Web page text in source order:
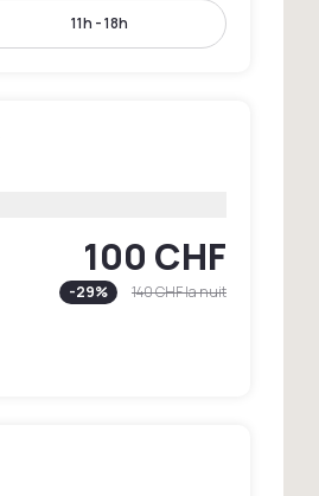
11h - 18h
100 CHF
-29% 140 CHFla nuit